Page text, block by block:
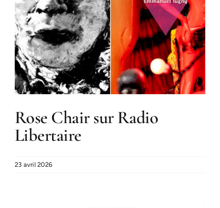
Rose Chair sur Radio
Libertaire
23 avril 2026